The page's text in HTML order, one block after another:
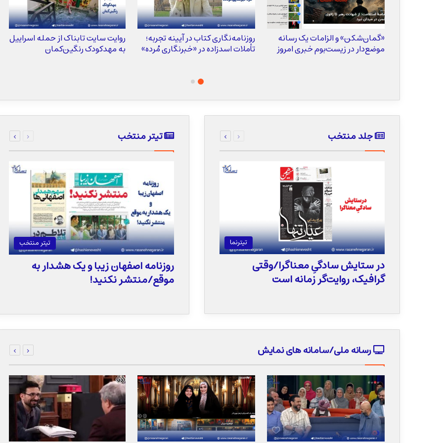
«گمان‌شکن» و الزامات یک رسانه
موضع‌دار در زیست‌بوم خبری امروز
روزنامه‌نگاری کتاب در آیینه تجربه؛
تأملات اسدزاده در «خبرنگاری مُرده»
روایت سایت تابناک از حمله اسراییل
به مهدکودک رنگین‌کمان
جلد منتخب
صفحه
تیترنما
در ستایش سادگیِ معناگرا/وقتی
گرافیک، روایت‌گر زمانه است
تیتر منتخب
صفحه
تیتر منتخب
روزنامه اصفهان زیبا و یک هشدار به
موقع/منتشر نکنید!
رسانه ملی/سامانه های نمایش